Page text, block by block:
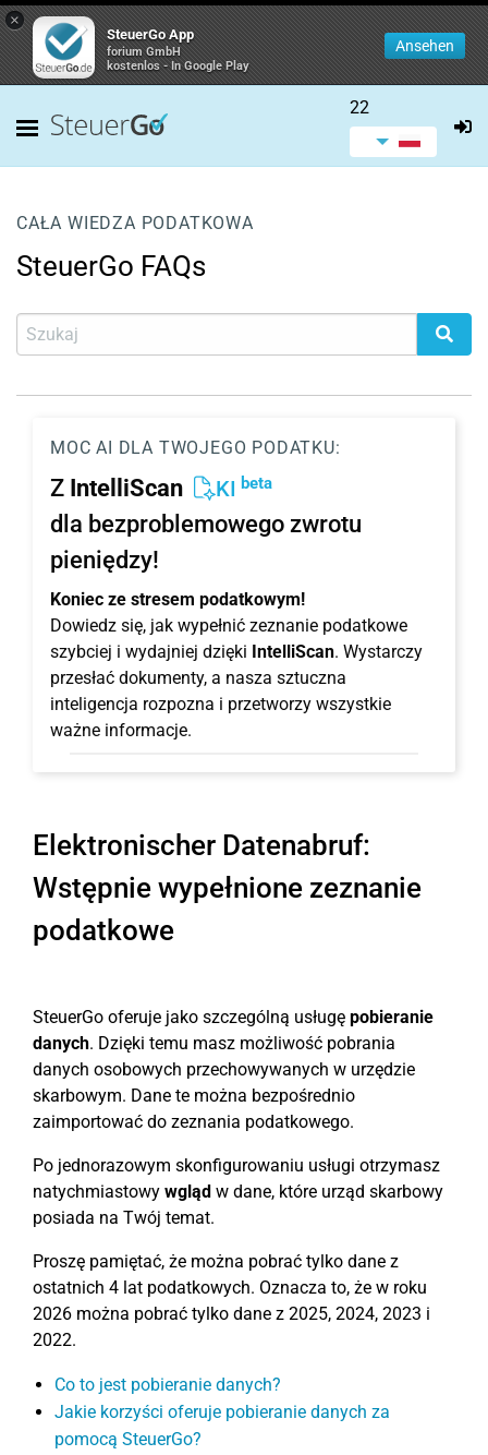
×
SteuerGo App
forium GmbH
kostenlos - In Google Play
Ansehen
22
CAŁA WIEDZA PODATKOWA
SteuerGo FAQs
MOC AI DLA TWOJEGO PODATKU:
Z IntelliScan KI beta
dla bezproblemowego zwrotu
pieniędzy!
Koniec ze stresem podatkowym!
Dowiedz się, jak wypełnić zeznanie podatkowe
szybciej i wydajniej dzięki IntelliScan. Wystarczy
przesłać dokumenty, a nasza sztuczna
inteligencja rozpozna i przetworzy wszystkie
ważne informacje.
Elektronischer Datenabruf:
Wstępnie wypełnione zeznanie
podatkowe
SteuerGo oferuje jako szczególną usługę pobieranie
danych. Dzięki temu masz możliwość pobrania
danych osobowych przechowywanych w urzędzie
skarbowym. Dane te można bezpośrednio
zaimportować do zeznania podatkowego.
Po jednorazowym skonfigurowaniu usługi otrzymasz
natychmiastowy wgląd w dane, które urząd skarbowy
posiada na Twój temat.
Proszę pamiętać, że można pobrać tylko dane z
ostatnich 4 lat podatkowych. Oznacza to, że w roku
2026 można pobrać tylko dane z 2025, 2024, 2023 i
2022.
Co to jest pobieranie danych?
Jakie korzyści oferuje pobieranie danych za
pomocą SteuerGo?